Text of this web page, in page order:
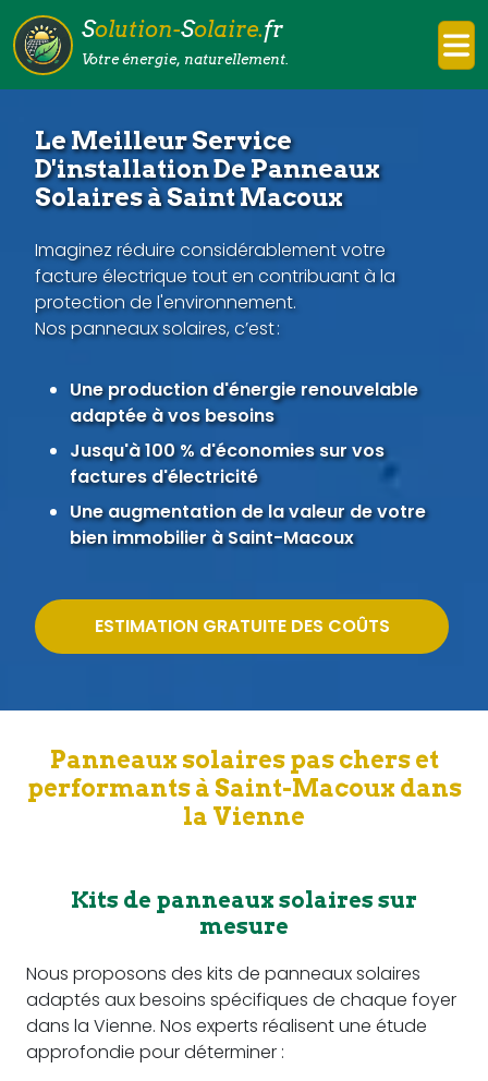
Solution-Solaire.fr
Votre énergie, naturellement.
Le Meilleur Service
D'installation De Panneaux
Solaires à Saint Macoux
Imaginez réduire considérablement votre
facture électrique tout en contribuant à la
protection de l'environnement.
Nos panneaux solaires, c’est :
Une production d'énergie renouvelable
adaptée à vos besoins
Jusqu'à 100 % d'économies sur vos
factures d'électricité
Une augmentation de la valeur de votre
bien immobilier à Saint-Macoux
ESTIMATION GRATUITE DES COÛTS
Panneaux solaires pas chers et
performants à Saint-Macoux dans
la Vienne
Kits de panneaux solaires sur
mesure
Nous proposons des kits de panneaux solaires
adaptés aux besoins spécifiques de chaque foyer
dans la Vienne. Nos experts réalisent une étude
approfondie pour déterminer :